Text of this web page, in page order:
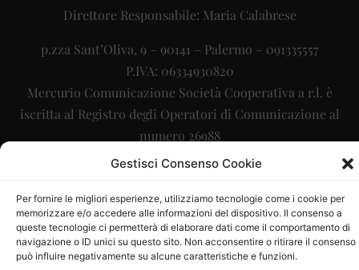
Gestisci Consenso Cookie
Per fornire le migliori esperienze, utilizziamo tecnologie come i cookie per
memorizzare e/o accedere alle informazioni del dispositivo. Il consenso a
queste tecnologie ci permetterà di elaborare dati come il comportamento di
navigazione o ID unici su questo sito. Non acconsentire o ritirare il consenso
può influire negativamente su alcune caratteristiche e funzioni.
Direttore Responsabile: Maria Calabrese
p.zza Sant’Oliva, 9 – 90141 – Palermo – 091335557
P.IVA: 06334930820
Mercurio Comunicazione Società Cooperativa a r.l. è
iscritta al Registro degli Operatori di Comunicazione al
numero 26988
Sito gestito daLa Digitale srl– info@ladigitale.it